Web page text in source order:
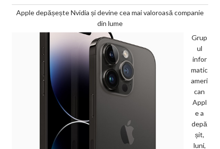
Apple depășește Nvidia și devine cea mai valoroasă companie
din lume
Grup
ul
infor
matic
ameri
can
Appl
e a
depă
șit,
luni,